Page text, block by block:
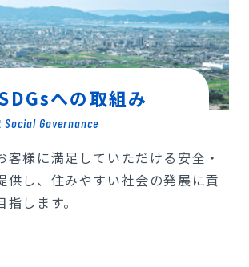
への取組み
Social Governance
客様に満足していただける安全・
供し、住みやすい社会の発展に貢
します。